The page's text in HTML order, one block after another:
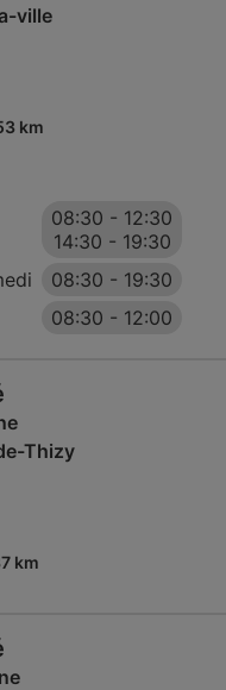
ville
km
08:30 - 12:30
14:30 - 19:30
08:30 - 19:30
08:30 - 12:00
Thizy
km